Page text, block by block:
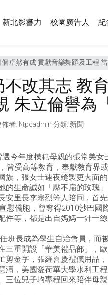
新北影響力 校園廣告人 紀
卓然有成 貢獻音樂舞蹈及工程
不改其志 教
朱立倫譽為
佈者: Ntpcadmin 分類: 新聞
今年度模範母親的張常美
受高等教育，奉獻教育界
，張女士連夜縫製更大面
生命誠如「壓不扁的玫瑰」
里長李宗烈等人陪同，首
僑胞，曾奪得2010沙巴
等，都是出自媽媽一針一
長成為學生自治會員，而
重開設「華美禮品部」，
金字，張羅喜慶禮儀用品
，美國愛荷華大學水利工
位兒子均專程回來陪伴母